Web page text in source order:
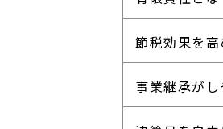
節税効果を高
事業継承が